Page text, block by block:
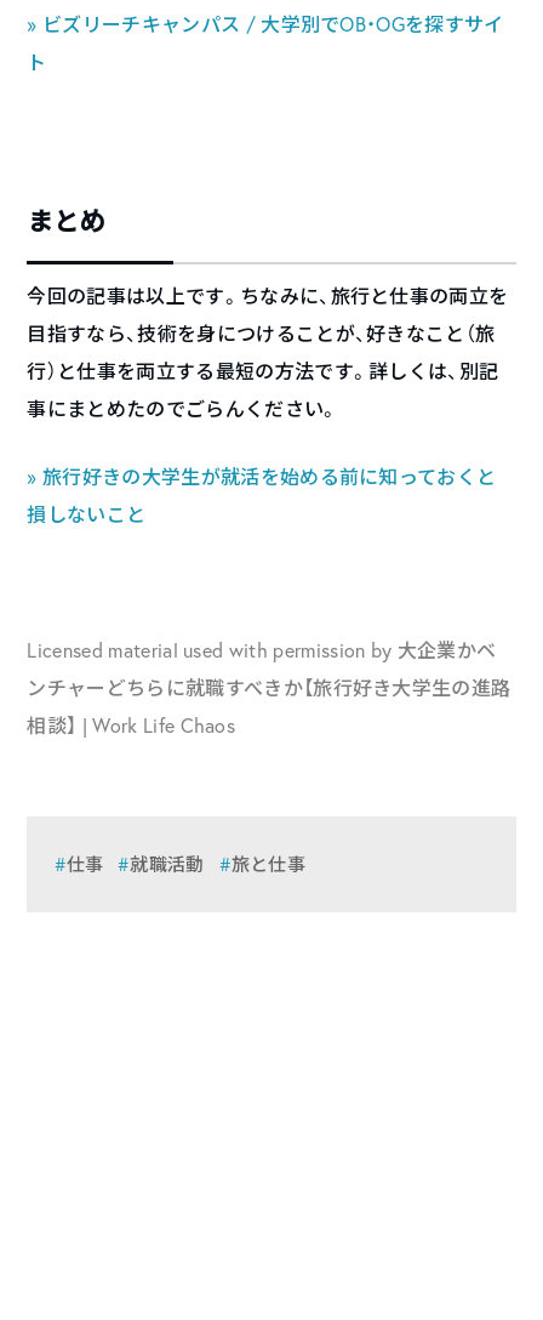
» ビズリーチキャンパス / 大学別でOB・OGを探すサイ
ト
まとめ
今回の記事は以上です。ちなみに、旅行と仕事の両立を
目指すなら、技術を身につけることが、好きなこと（旅
行）と仕事を両立する最短の方法です。詳しくは、別記
事にまとめたのでごらんください。
» 旅行好きの大学生が就活を始める前に知っておくと
損しないこと
Licensed material used with permission by 大企業かベ
ンチャーどちらに就職すべきか【旅行好き大学生の進路
相談】 | Work Life Chaos
仕事 就職活動 旅と仕事